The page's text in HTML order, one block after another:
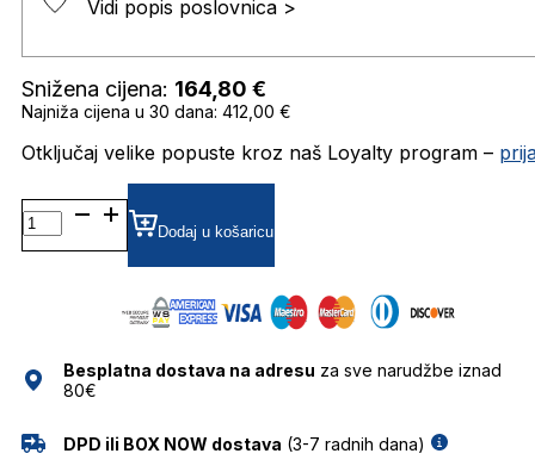
Vidi popis poslovnica >
Snižena cijena: 164,80 €
Najniža cijena u 30 dana: 412,00 €
Otključaj velike popuste kroz naš Loyalty program –
MJ1069/S
GRADIJENT SUNČANE
NAOČALE
Dodaj u košaricu
Besplatna dostava na adresu za sve narudžbe iznad
80€
DPD ili BOX NOW dostava (3-7 radnih dana)